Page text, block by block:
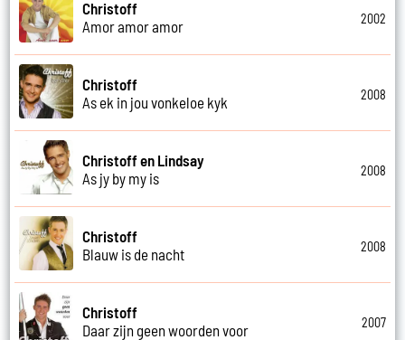
Christoff
Amor amor amor
2002
Christoff
As ek in jou vonkeloe kyk
2008
Christoff en Lindsay
As jy by my is
2008
Christoff
Blauw is de nacht
2008
Christoff
Daar zijn geen woorden voor
2007